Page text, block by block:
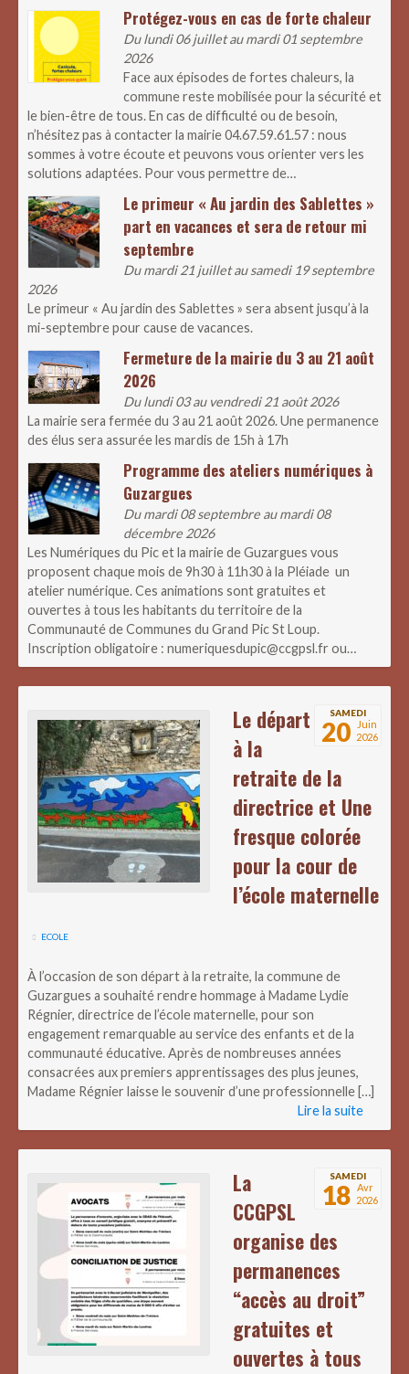
Protégez-vous en cas de forte chaleur
Du lundi 06 juillet au mardi 01 septembre
2026
Face aux épisodes de fortes chaleurs, la
commune reste mobilisée pour la sécurité et
le bien-être de tous. En cas de difficulté ou de besoin,
n’hésitez pas à contacter la mairie 04.67.59.61.57 : nous
sommes à votre écoute et peuvons vous orienter vers les
solutions adaptées. Pour vous permettre de…
Le primeur « Au jardin des Sablettes »
part en vacances et sera de retour mi
septembre
Du mardi 21 juillet au samedi 19 septembre
2026
Le primeur « Au jardin des Sablettes » sera absent jusqu’à la
mi-septembre pour cause de vacances.
Fermeture de la mairie du 3 au 21 août
2026
Du lundi 03 au vendredi 21 août 2026
La mairie sera fermée du 3 au 21 août 2026. Une permanence
des élus sera assurée les mardis de 15h à 17h
Programme des ateliers numériques à
Guzargues
Du mardi 08 septembre au mardi 08
décembre 2026
Les Numériques du Pic et la mairie de Guzargues vous
proposent chaque mois de 9h30 à 11h30 à la Pléiade un
atelier numérique. Ces animations sont gratuites et
ouvertes à tous les habitants du territoire de la
Communauté de Communes du Grand Pic St Loup.
Inscription obligatoire : numeriquesdupic@ccgpsl.fr ou…
SAMEDI
20
Juin
2026
Le départ
à la
retraite de la
directrice et Une
fresque colorée
pour la cour de
l’école maternelle
ECOLE
À l’occasion de son départ à la retraite, la commune de
Guzargues a souhaité rendre hommage à Madame Lydie
Régnier, directrice de l’école maternelle, pour son
engagement remarquable au service des enfants et de la
communauté éducative. Après de nombreuses années
consacrées aux premiers apprentissages des plus jeunes,
Madame Régnier laisse le souvenir d’une professionnelle […]
Lire la suite
SAMEDI
18 Avr
2026
La
CCGPSL
organise des
permanences
“accès au droit”
gratuites et
ouvertes à tous